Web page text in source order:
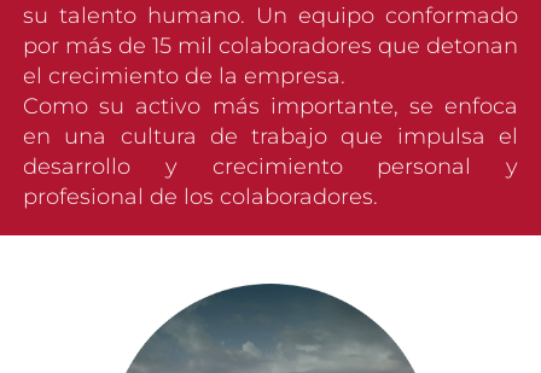
su talento humano. Un equipo conformado
por más de 15 mil colaboradores que detonan
el crecimiento de la empresa.
Como su activo más importante, se enfoca
en una cultura de trabajo que impulsa el
desarrollo y crecimiento personal y
profesional de los colaboradores.